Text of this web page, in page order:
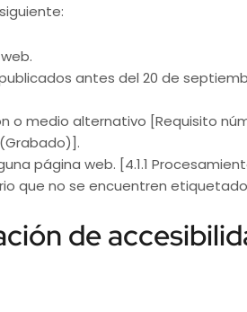
antes del 20 de
o medio alternativo [Requisito
página web. [4.1.1
que no se encuentren
de